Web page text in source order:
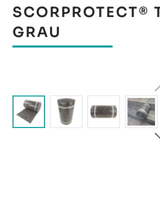
SCORPROTECT®
GRAU
Bildergalerie überspringen